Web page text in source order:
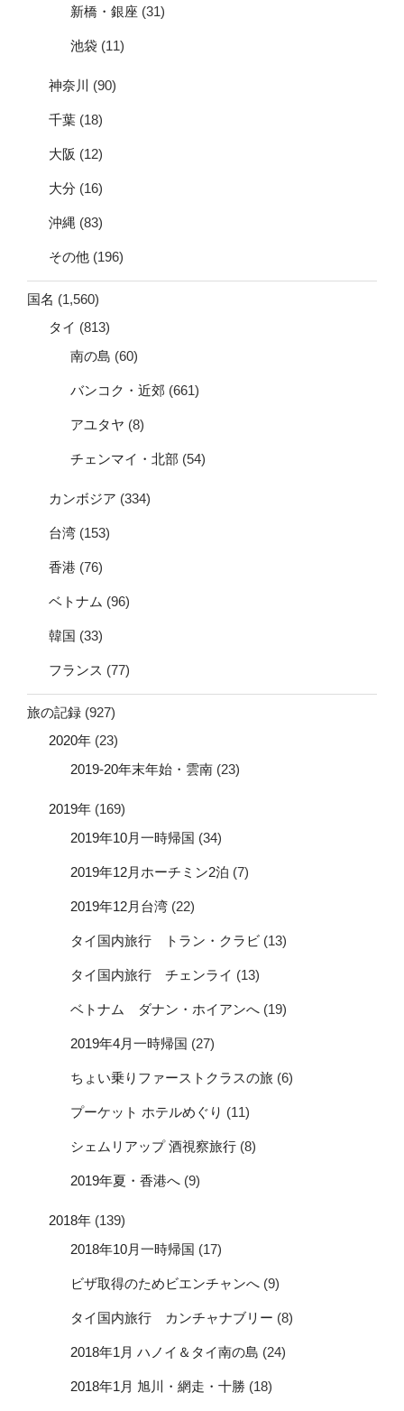
新橋・銀座 (31)
池袋 (11)
神奈川 (90)
千葉 (18)
大阪 (12)
大分 (16)
沖縄 (83)
その他 (196)
国名 (1,560)
タイ (813)
南の島 (60)
バンコク・近郊 (661)
アユタヤ (8)
チェンマイ・北部 (54)
カンボジア (334)
台湾 (153)
香港 (76)
ベトナム (96)
韓国 (33)
フランス (77)
旅の記録 (927)
2020年 (23)
2019-20年末年始・雲南 (23)
2019年 (169)
2019年10月一時帰国 (34)
2019年12月ホーチミン2泊 (7)
2019年12月台湾 (22)
タイ国内旅行 トラン・クラビ (13)
タイ国内旅行 チェンライ (13)
ベトナム ダナン・ホイアンへ (19)
2019年4月一時帰国 (27)
ちょい乗りファーストクラスの旅 (6)
プーケット ホテルめぐり (11)
シェムリアップ 酒視察旅行 (8)
2019年夏・香港へ (9)
2018年 (139)
2018年10月一時帰国 (17)
ビザ取得のためビエンチャンへ (9)
タイ国内旅行 カンチャナブリー (8)
2018年1月 ハノイ＆タイ南の島 (24)
2018年1月 旭川・網走・十勝 (18)